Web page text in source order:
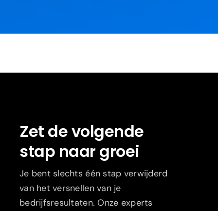
Zet de volgende
stap naar groei
Je bent slechts één stap verwijderd
van het versnellen van je
bedrijfsresultaten. Onze experts